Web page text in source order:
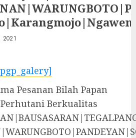
2021
Pesanan Bilah Papan
Berkualitas